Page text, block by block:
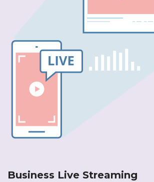
Business Live Streaming